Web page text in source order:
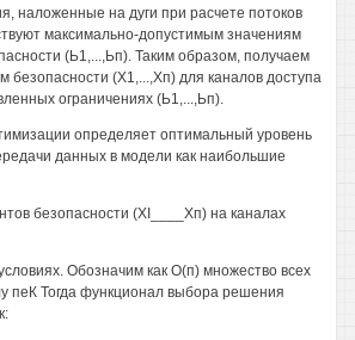
наложенные на дуги при расчете потоков
максимально-допустимым значениям
(Ь1,...,Ьп). Таким образом, получаем
безопасности (Х1,...,Хп) для каналов доступа
ограничениях (Ь1,...,Ьп).
определяет оптимальный уровень
данных в модели как наибольшие
безопасности (XI____Хп) на каналах
Обозначим как О(п) множество всех
пеК Тогда функционал выбора решения